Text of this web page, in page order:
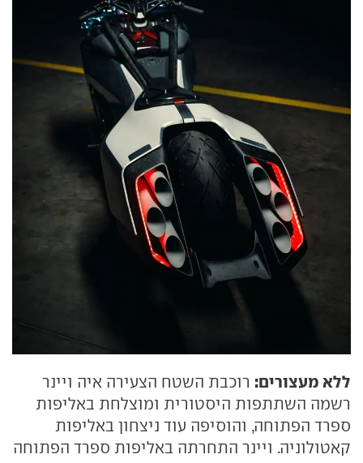
ללא מעצורים: רוכבת השטח הצעירה איה ויינר
רשמה השתתפות היסטורית ומוצלחת באליפות
ספרד הפתוחה, והוסיפה עוד ניצחון באליפות
קאטולוניה. ויינר התחרתה באליפות ספרד הפתוחה